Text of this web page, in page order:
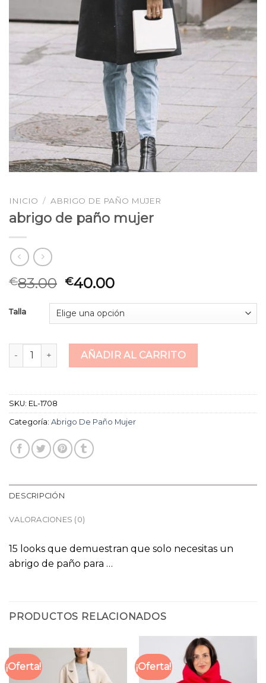
INICIO / ABRIGO DE PAÑO MUJER
abrigo de paño mujer
€83.00 €40.00
Talla
abrigo de paño mujer cantidad
AÑADIR AL CARRITO
SKU: EL-1708
Categoría: Abrigo De Paño Mujer
DESCRIPCIÓN
VALORACIONES (0)
15 looks que demuestran que solo necesitas un
abrigo de paño para …
PRODUCTOS RELACIONADOS
¡Oferta! ¡Oferta!